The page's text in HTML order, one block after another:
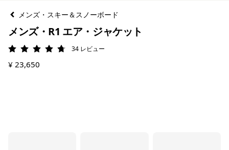
メンズ・スキー＆スノーボード
メンズ・R1 エア・ジャケット
評価: 4.8 / 5
34 レビュー
¥ 23,650